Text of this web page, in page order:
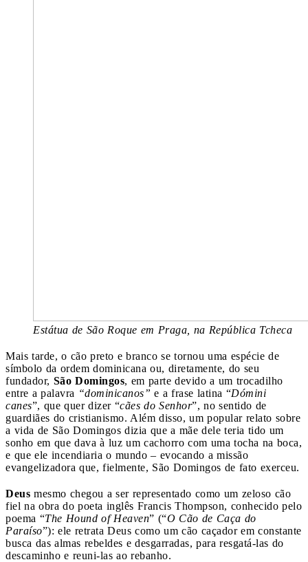
Estátua de São Roque em Praga, na República Tcheca
Mais tarde, o cão preto e branco se tornou uma espécie de
símbolo da ordem dominicana ou, diretamente, do seu
fundador, São Domingos, em parte devido a um trocadilho
entre a palavra “dominicanos” e a frase latina “Dómini
canes”, que quer dizer “cães do Senhor”, no sentido de
guardiães do cristianismo. Além disso, um popular relato sobre
a vida de São Domingos dizia que a mãe dele teria tido um
sonho em que dava à luz um cachorro com uma tocha na boca,
e que ele incendiaria o mundo – evocando a missão
evangelizadora que, fielmente, São Domingos de fato exerceu.
Deus mesmo chegou a ser representado como um zeloso cão
fiel na obra do poeta inglês Francis Thompson, conhecido pelo
poema “The Hound of Heaven” (“O Cão de Caça do
Paraíso”): ele retrata Deus como um cão caçador em constante
busca das almas rebeldes e desgarradas, para resgatá-las do
descaminho e reuni-las ao rebanho.